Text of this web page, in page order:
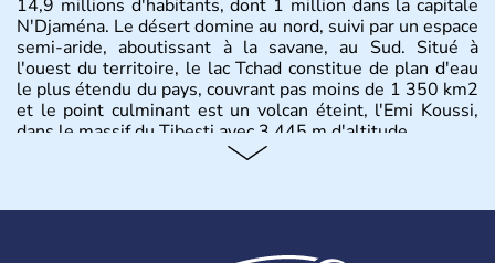
14,9 millions d'habitants, dont 1 million dans la capitale
N'Djaména. Le désert domine au nord, suivi par un espace
semi-aride, aboutissant à la savane, au Sud. Situé à
l'ouest du territoire, le lac Tchad constitue de plan d'eau
le plus étendu du pays, couvrant pas moins de 1 350 km2
et le point culminant est un volcan éteint, l'Emi Koussi,
dans le massif du Tibesti avec 3 445 m d'altitude.